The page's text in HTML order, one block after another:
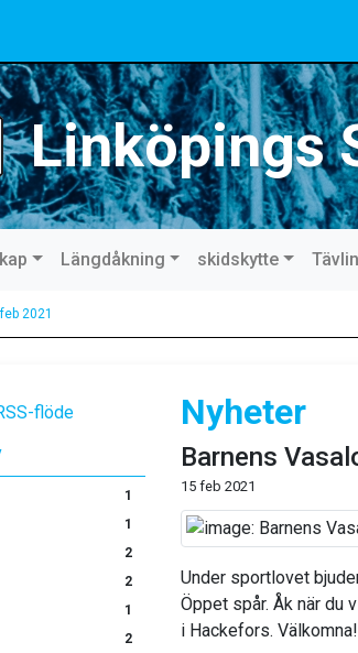
Linköpings
Längdåkning skidskytte
feb 2021
flöde
1
1
2
2
1
2
Nyheter
Barnens
15 feb 2021
Under sportlovet
Öppet spår. Åk när du
i Hackefors. Välkomna!